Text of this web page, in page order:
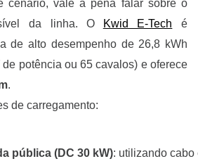
cenário, vale a pena falar sobre o
da linha. O
Kwid E-Tech é
de alto desempenho de 26,8 kWh
potência ou 65 cavalos) e oferece
.
de carregamento:
pública (DC 30 kW): utilizando cabo